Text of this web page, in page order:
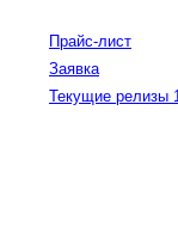
Прайс-лист
Заявка
Текущие релизы